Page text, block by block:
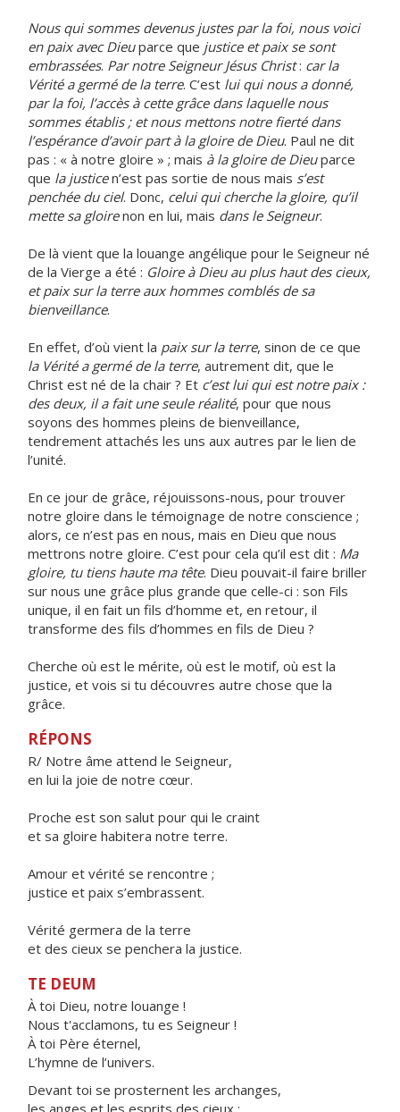
Nous qui sommes devenus justes par la foi, nous voici
en paix avec Dieuparce que justice et paix se sont
embrassées. Par notre Seigneur Jésus Christ: car la
Vérité a germé de la terre. C’est lui qui nous a donné,
par la foi, l’accès à cette grâce dans laquelle nous
sommes établis ; et nous mettons notre fierté dans
l’espérance d’avoir part à la gloire de Dieu. Paul ne dit
pas : « à notre gloire » ; mais à la gloire de Dieuparce
que la justicen’est pas sortie de nous mais s’est
penchée du ciel. Donc, celui qui cherche la gloire, qu’il
mette sa gloirenon en lui, mais dans le Seigneur.
De là vient que la louange angélique pour le Seigneur né
de la Vierge a été : Gloire à Dieu au plus haut des cieux,
et paix sur la terre aux hommes comblés de sa
bienveillance.
En effet, d’où vient la paix sur la terre, sinon de ce que
la Véritéa germé de la terre, autrement dit, que le
Christ est né de la chair ? Et c’est lui qui est notre paix :
des deux, il a fait une seule réalité, pour que nous
soyons des hommes pleins de bienveillance,
tendrement attachés les uns aux autres par le lien de
l’unité.
En ce jour de grâce, réjouissons-nous, pour trouver
notre gloire dans le témoignage de notre conscience ;
alors, ce n’est pas en nous, mais en Dieu que nous
mettrons notre gloire. C’est pour cela qu’il est dit : Ma
gloire, tu tiens haute ma tête. Dieu pouvait-il faire briller
sur nous une grâce plus grande que celle-ci : son Fils
unique, il en fait un fils d’homme et, en retour, il
transforme des fils d’hommes en fils de Dieu ?
Cherche où est le mérite, où est le motif, où est la
justice, et vois si tu découvres autre chose que la
grâce.
RÉPONS
R/ Notre âme attend le Seigneur,
en lui la joie de notre cœur.
Proche est son salut pour qui le craint
et sa gloire habitera notre terre.
Amour et vérité se rencontre ;
justice et paix s’embrassent.
Vérité germera de la terre
et des cieux se penchera la justice.
TE DEUM
À toi Dieu, notre louange !
Nous t'acclamons, tu es Seigneur !
À toi Père éternel,
L’hymne de l’univers.
Devant toi se prosternent les archanges,
les anges et les esprits des cieux ;